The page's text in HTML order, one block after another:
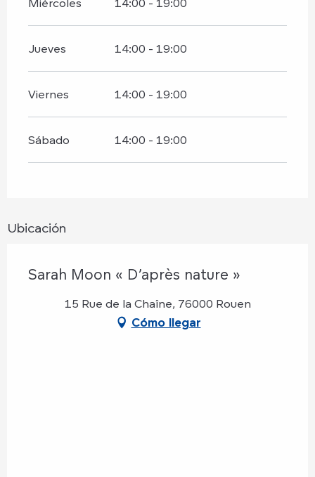
Miércoles 14:00 - 19:00
Jueves 14:00 - 19:00
Viernes 14:00 - 19:00
Sábado 14:00 - 19:00
Ubicación
Sarah Moon « D’après nature »
15 Rue de la Chaîne, 76000 Rouen
Cómo llegar